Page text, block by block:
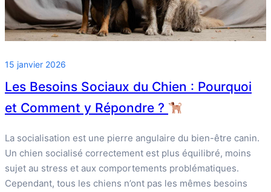
15 janvier 2026
Les Besoins Sociaux du Chien : Pourquoi
et Comment y Répondre ?
La socialisation est une pierre angulaire du bien-être canin.
Un chien socialisé correctement est plus équilibré, moins
sujet au stress et aux comportements problématiques.
Cependant, tous les chiens n’ont pas les mêmes besoins